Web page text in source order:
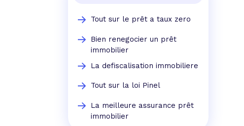
Tout sur le prêt a taux zero
Bien renegocier un prêt
immobilier
La defiscalisation immobiliere
Tout sur la loi Pinel
La meilleure assurance prêt
immobilier